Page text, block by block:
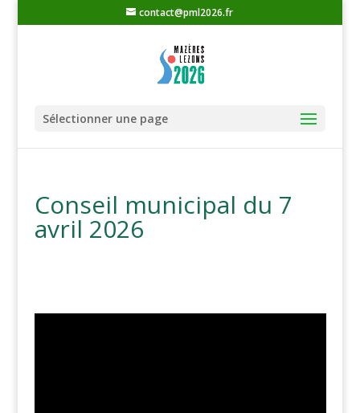
contact@pml2026.fr
Sélectionner une page
Conseil municipal du 7
avril 2026